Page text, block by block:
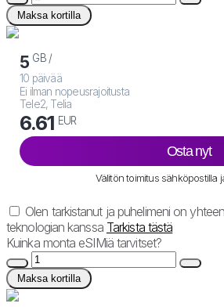
Maksa kortilla
5 GB /
10 päivää
Ei ilman nopeusrajoitusta
Tele2, Telia
6.61 EUR
Osta nyt
Välitön toimitus sähköpostilla
Olen tarkistanut ja puhelimeni on
teknologian kanssa Tarkista tästä
Kuinka monta eSIMiä tarvitset?
Maksa kortilla